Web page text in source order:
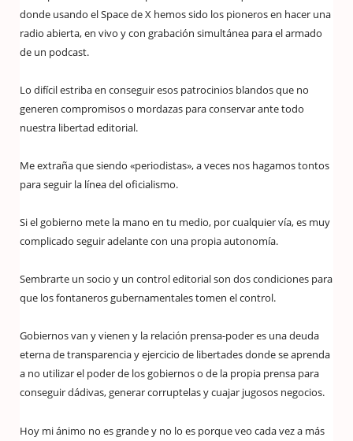
donde usando el Space de X hemos sido los pioneros en hacer una
radio abierta, en vivo y con grabación simultánea para el armado
de un podcast.
Lo difícil estriba en conseguir esos patrocinios blandos que no
generen compromisos o mordazas para conservar ante todo
nuestra libertad editorial.
Me extraña que siendo «periodistas», a veces nos hagamos tontos
para seguir la línea del oficialismo.
Si el gobierno mete la mano en tu medio, por cualquier vía, es muy
complicado seguir adelante con una propia autonomía.
Sembrarte un socio y un control editorial son dos condiciones para
que los fontaneros gubernamentales tomen el control.
Gobiernos van y vienen y la relación prensa-poder es una deuda
eterna de transparencia y ejercicio de libertades donde se aprenda
a no utilizar el poder de los gobiernos o de la propia prensa para
conseguir dádivas, generar corruptelas y cuajar jugosos negocios.
Hoy mi ánimo no es grande y no lo es porque veo cada vez a más